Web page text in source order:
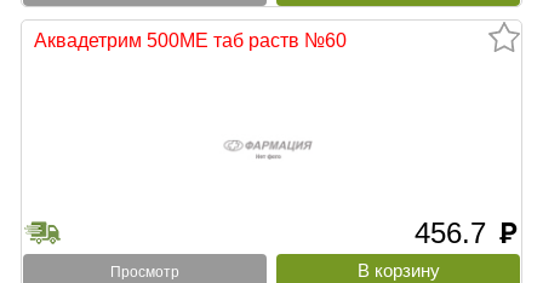
Аквадетрим 500МЕ таб раств №60
456.7 руб
Просмотр